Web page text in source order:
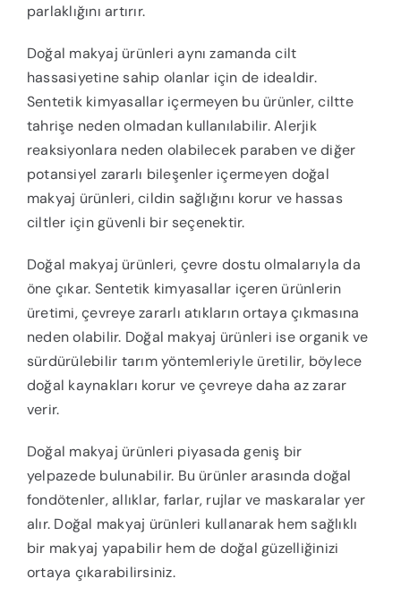
parlaklığını artırır.
Doğal makyaj ürünleri aynı zamanda cilt
hassasiyetine sahip olanlar için de idealdir.
Sentetik kimyasallar içermeyen bu ürünler, ciltte
tahrişe neden olmadan kullanılabilir. Alerjik
reaksiyonlara neden olabilecek paraben ve diğer
potansiyel zararlı bileşenler içermeyen doğal
makyaj ürünleri, cildin sağlığını korur ve hassas
ciltler için güvenli bir seçenektir.
Doğal makyaj ürünleri, çevre dostu olmalarıyla da
öne çıkar. Sentetik kimyasallar içeren ürünlerin
üretimi, çevreye zararlı atıkların ortaya çıkmasına
neden olabilir. Doğal makyaj ürünleri ise organik ve
sürdürülebilir tarım yöntemleriyle üretilir, böylece
doğal kaynakları korur ve çevreye daha az zarar
verir.
Doğal makyaj ürünleri piyasada geniş bir
yelpazede bulunabilir. Bu ürünler arasında doğal
fondötenler, allıklar, farlar, rujlar ve maskaralar yer
alır. Doğal makyaj ürünleri kullanarak hem sağlıklı
bir makyaj yapabilir hem de doğal güzelliğinizi
ortaya çıkarabilirsiniz.